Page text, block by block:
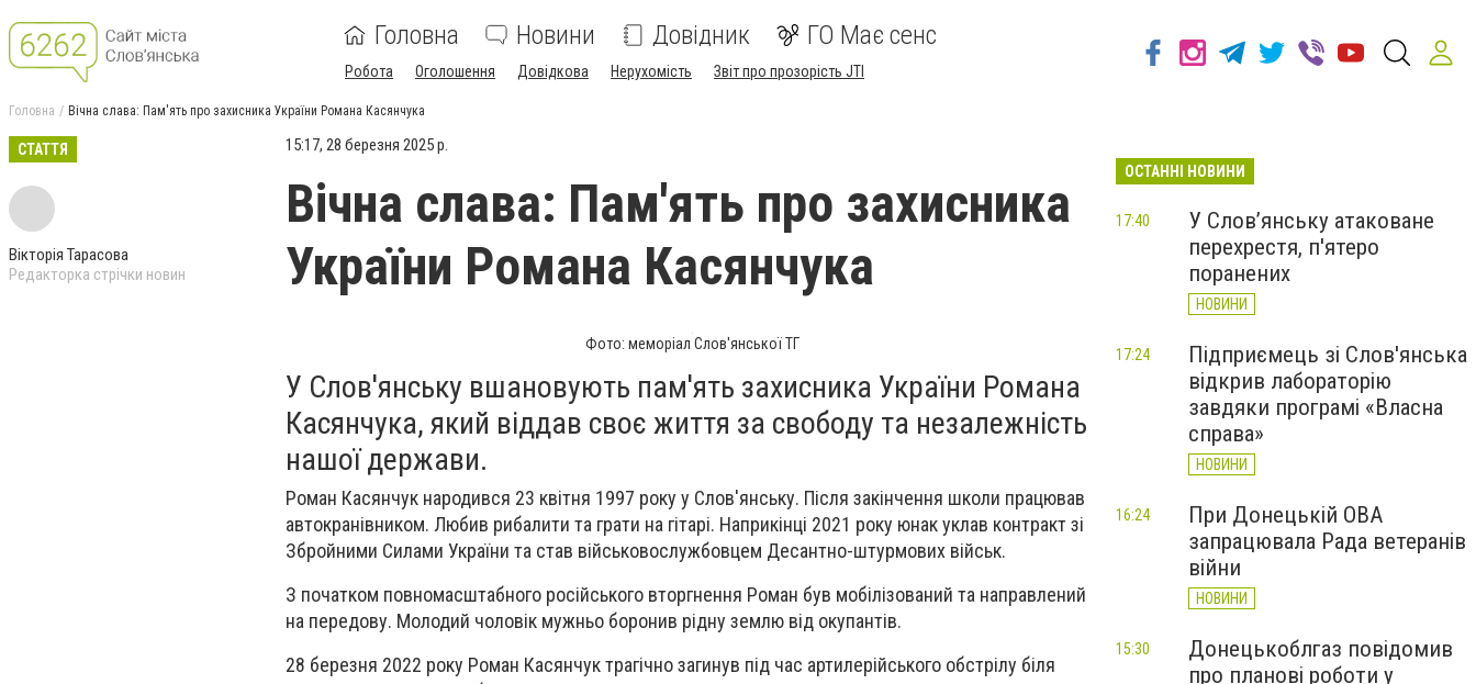
Головна Новини Довідник ГО Має сенс
Робота Оголошення Довідкова Нерухомість Звіт про прозорість JTI
Головна Вічна слава: Пам'ять про захисника України Романа Касянчука
СТАТТЯ
Вікторія Тарасова
Редакторка стрічки новин
15:17, 28 березня 2025 р.
Вічна слава: Пам'ять про захисника
України Романа Касянчука
Фото: меморіал Слов'янської ТГ
У Слов'янську вшановують пам'ять захисника України Романа
Касянчука, який віддав своє життя за свободу та незалежність
нашої держави.
Роман Касянчук народився 23 квітня 1997 року у Слов'янську. Після закінчення школи працював
автокранівником. Любив рибалити та грати на гітарі. Наприкінці 2021 року юнак уклав контракт зі
Збройними Силами України та став військовослужбовцем Десантно-штурмових військ.
З початком повномасштабного російського вторгнення Роман був мобілізований та направлений
на передову. Молодий чоловік мужньо боронив рідну землю від окупантів.
28 березня 2022 року Роман Касянчук трагічно загинув під час артилерійського обстрілу біля
ОСТАННІ НОВИНИ
У Слов’янську атаковане
перехрестя, п'ятеро
поранених
НОВИНИ
17:40
Підприємець зі Слов'янська
відкрив лабораторію
завдяки програмі «Власна
справа»
НОВИНИ
17:24
При Донецькій ОВА
запрацювала Рада ветеранів
війни
НОВИНИ
16:24
Донецькоблгаз повідомив
про планові роботи у
15:30